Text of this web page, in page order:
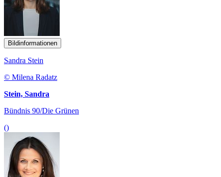
Bildinformationen
Sandra Stein
© Milena Radatz
Stein, Sandra
Bündnis 90/Die Grünen
()